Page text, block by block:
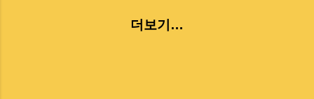
더보기…